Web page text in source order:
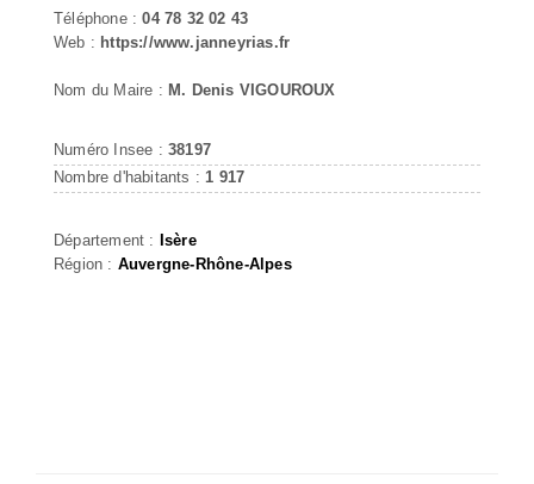
Téléphone :04 78 32 02 43
Web : https://www.janneyrias.fr
Nom du Maire : M. Denis VIGOUROUX
Numéro Insee : 38197
Nombre d'habitants : 1 917
Département : Isère
Région : Auvergne-Rhône-Alpes